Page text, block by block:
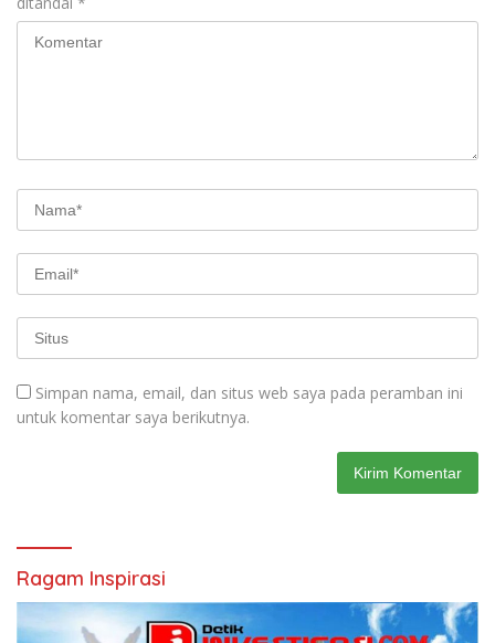
Simpan nama, email, dan situs web saya pada peramban ini
untuk komentar saya berikutnya.
Ragam Inspirasi